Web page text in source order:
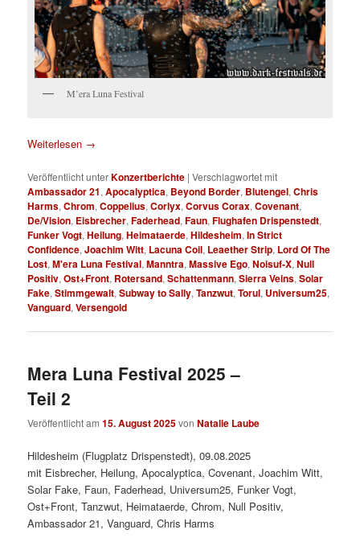
M’era Luna Festival
Weiterlesen →
Veröffentlicht unterKonzertberichte |Verschlagwortet mit
Ambassador 21,Apocalyptica, Beyond Border, Blutengel,Chris
Harms,Chrom,Coppelius,Corlyx,Corvus Corax,Covenant,
De/Vision, Eisbrecher,Faderhead,Faun,Flughafen Drispenstedt,
Funker Vogt,Heilung,Heimataerde,Hildesheim,In Strict
Confidence,Joachim Witt, Lacuna Coil, Leaether Strip, Lord Of The
Lost,M'era Luna Festival,Manntra,Massive Ego,Noisuf-X,Null
Positiv,Ost+Front, Rotersand,Schattenmann,Sierra Veins,Solar
Fake,Stimmgewalt,Subway to Sally,Tanzwut,Torul, Universum25,
Vanguard,Versengold
Mera Luna Festival 2025 –
Teil 2
Veröffentlicht am15. August 2025vonNatalie Laube
Hildesheim (Flugplatz Drispenstedt), 09.08.2025
mit Eisbrecher, Heilung, Apocalyptica, Covenant, Joachim Witt,
Solar Fake, Faun, Faderhead, Universum25, Funker Vogt,
Ost+Front, Tanzwut, Heimataerde, Chrom, Null Positiv,
Ambassador 21, Vanguard, Chris Harms